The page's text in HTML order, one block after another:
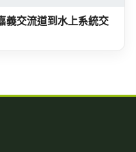
義交流道到水上系統交